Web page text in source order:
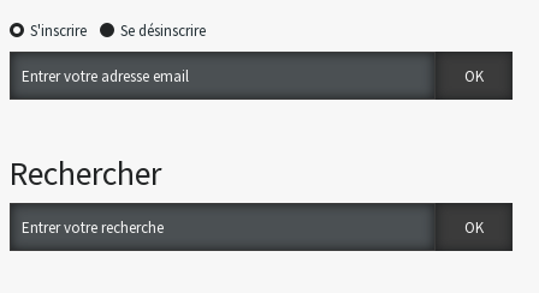
S'inscrire Se désinscrire
Rechercher